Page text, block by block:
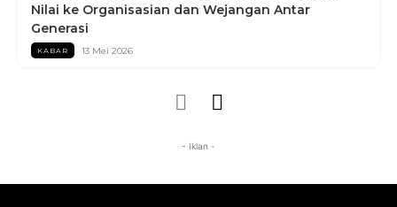
Nilai ke Organisasian dan Wejangan Antar
Generasi
KABAR 13 Mei 2026
- Iklan -